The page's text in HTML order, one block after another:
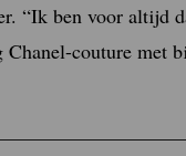
“Ik ben voor altijd
couture met